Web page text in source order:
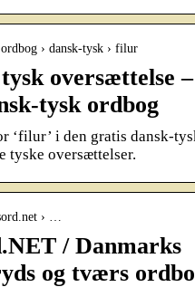
› dansk-tysk › filur
oversættelse –
tysk ordbog
‘filur’ i den gratis dansk-
tyske oversættelser.
› …
/ Danmarks
og tværs